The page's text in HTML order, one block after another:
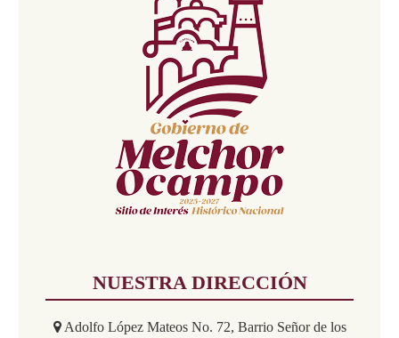
NUESTRA DIRECCIÓN
Adolfo López Mateos No. 72, Barrio Señor de los